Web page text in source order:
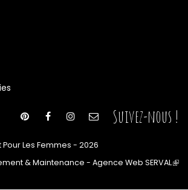
Suivez-nous !
Les Femmes - 2026
& Maintenance - Agence Web SERVAL(le